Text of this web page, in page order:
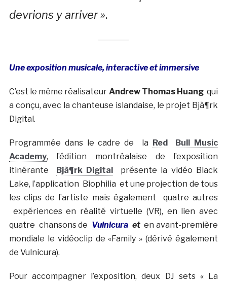
devrions y arriver ».
Une exposition musicale, interactive et immersive
C’est le même réalisateur Andrew Thomas Huangqui
a conçu, avec la chanteuse islandaise, le projet Bjà¶rk
Digital.
Programmée dans le cadre de la Red Bull Music
Academy, l’édition montréalaise de l’exposition
itinérante Bjà¶rk Digital présente la vidéo Black
Lake, l’application Biophilia et une projection de tous
les clips de l’artiste mais également quatre autres
expériences en réalité virtuelle (VR), en lien avec
quatre chansons de Vulnicura eten avant-première
mondiale le vidéoclip de «Family » (dérivé également
de Vulnicura).
Pour accompagner l’exposition, deux DJ sets « La